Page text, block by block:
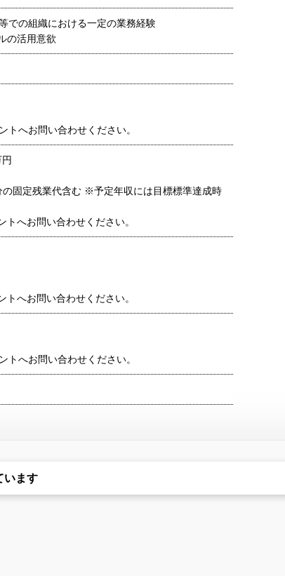
での組織における一定の業務経験
の活用意欲
トへお問い合わせください。
固定残業代含む ※予定年収には目標標準達成時
へお問い合わせください。
へお問い合わせください。
トへお問い合わせください。
います